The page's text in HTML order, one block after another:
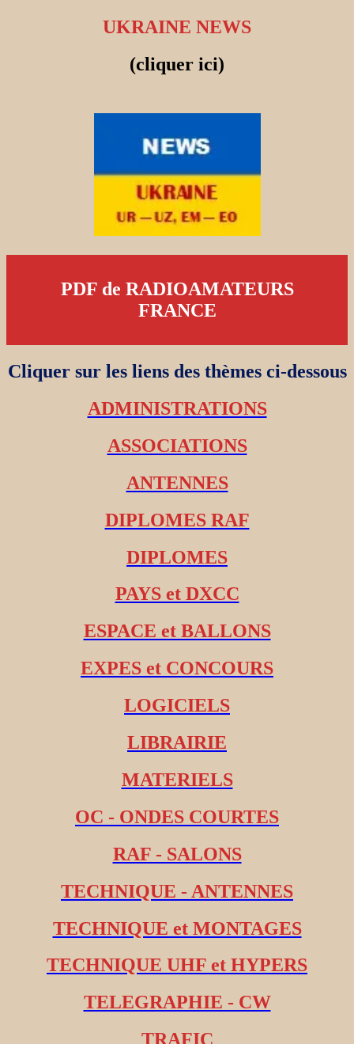
UKRAINE NEWS
(cliquer ici)
PDF de RADIOAMATEURS
FRANCE
Cliquer sur les liens des thèmes ci-dessous
ADMINISTRATIONS
ASSOCIATIONS
ANTENNES
DIPLOMES RAF
DIPLOMES
PAYS et DXCC
ESPACE et BALLONS
EXPES et CONCOURS
LOGICIELS
LIBRAIRIE
MATERIELS
OC - ONDES COURTES
RAF - SALONS
TECHNIQUE - ANTENNES
TECHNIQUE et MONTAGES
TECHNIQUE UHF et HYPERS
TELEGRAPHIE - CW
TRAFIC